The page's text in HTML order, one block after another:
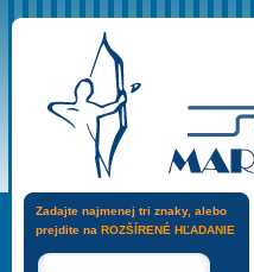
Zadajte najmenej tri znaky, alebo
prejdite na ROZŠÍRENÉ HĽADANIE